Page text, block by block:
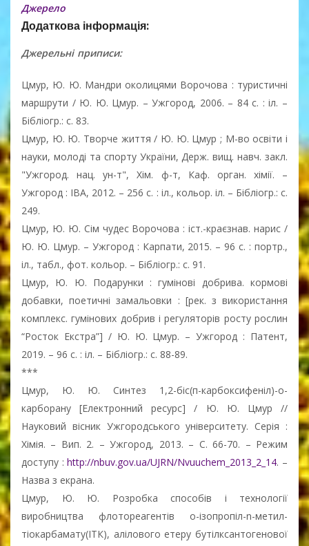
Джерело
Додаткова інформація:
Джерельні приписи:
Цмур, Ю. Ю. Мандри околицями Ворочова : туристичні
маршрути / Ю. Ю. Цмур. – Ужгород, 2006. – 84 с. : іл. –
Бібліогр.: с. 83.
Цмур, Ю. Ю. Творче життя / Ю. Ю. Цмур ; М-во освіти і
науки, молоді та спорту України, Держ. вищ. навч. закл.
"Ужгород. нац. ун-т", Хім. ф-т, Каф. орган. хімії. –
Ужгород : ІВА, 2012. – 256 с. : іл., кольор. іл. – Бібліогр.: с.
249.
Цмур, Ю. Ю. Сім чудес Ворочова : іст.-краєзнав. нарис /
Ю. Ю. Цмур. – Ужгород : Карпати, 2015. – 96 с. : портр.,
іл., табл., фот. кольор. – Бібліогр.: с. 91.
Цмур, Ю. Ю. Подарунки : гумінові добрива. кормові
добавки, поетичні замальовки : [рек. з використання
комплекс. гумінових добрив і регуляторів росту рослин
“Росток Екстра”] / Ю. Ю. Цмур. – Ужгород : Патент,
2019. – 96 с. : іл. – Бібліогр.: с. 88-89.
***
Цмур, Ю. Ю. Синтез 1,2-біс(п-карбоксифеніл)-о-
карборану [Електронний ресурс] / Ю. Ю. Цмур //
Науковий вісник Ужгородського університету. Серія :
Хімія. – Вип. 2. – Ужгород, 2013. – С. 66-70. – Режим
доступу :http://nbuv.gov.ua/UJRN/Nvuuchem_2013_2_14. –
Назва з екрана.
Цмур, Ю. Ю. Розробка способів і технології
виробництва флотореагентів о-ізопропіл-n-метил-
тіокарбамату(ІТК), алілового етеру бутілксантогенової